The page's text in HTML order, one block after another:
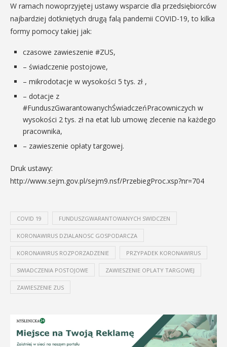
W ramach nowoprzyjętej ustawy wsparcie dla przedsiębiorców
najbardziej dotkniętych drugą falą pandemii COVID-19, to kilka
formy pomocy takiej jak:
czasowe zawieszenie #ZUS,
– świadczenie postojowe,
– mikrodotacje w wysokości 5 tys. zł ,
– dotacje z
#FunduszGwarantowanychŚwiadczeńPracowniczych w
wysokości 2 tys. zł na etat lub umowę zlecenie na każdego
pracownika,
– zawieszenie opłaty targowej.
Druk ustawy:
http://www.sejm.gov.pl/sejm9.nsf/PrzebiegProc.xsp?nr=704
COVID 19 FUNDUSZGWARANTOWANYCH SWIDCZEN
KORONAWIRUS DZIALANOSC GOSPODARCZA
KORONAWIRUS ROZPORZADZENIE PRZYPADEK KORONAWIRUS
SWIADCZENIA POSTOJOWE ZAWIESZENIE OPLATY TARGOWEJ
ZAWIESZENIE ZUS